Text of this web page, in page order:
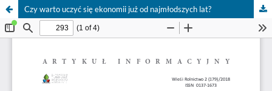
Czy warto uczyć się ekonomii już od najmłodszych lat?